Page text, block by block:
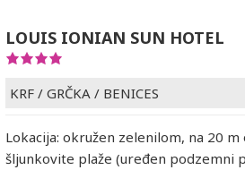
LOUIS IONIAN SUN HOTEL
KRF / GRČKA / BENICES
Lokacija: okružen zelenilom, na 20
šljunkovite plaže (uređen podzemni